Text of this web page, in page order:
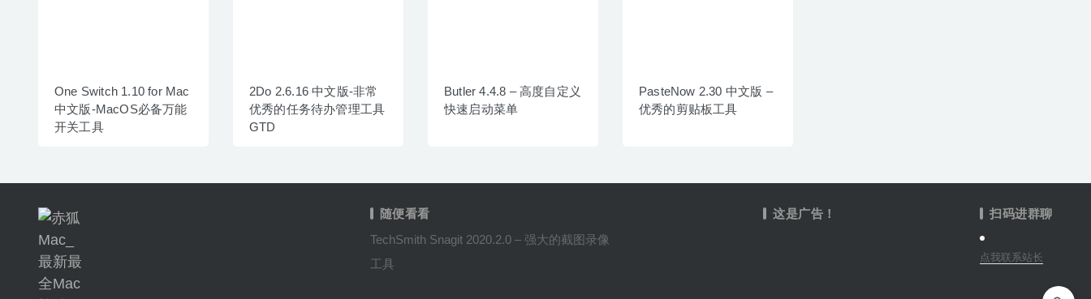
One Switch 1.10 for Mac
中文版-MacOS必备万能
开关工具
2Do 2.6.16 中文版-非常
优秀的任务待办管理工具
GTD
Butler 4.4.8 – 高度自定义
快速启动菜单
PasteNow 2.30 中文版 –
优秀的剪贴板工具
随便看看
TechSmith Snagit 2020.2.0 – 强大的截图录像
工具
这是广告！ 扫码进群聊
点我联系站长